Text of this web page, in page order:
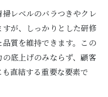
レベルのバラつきやクレ
が、しっかりとした研修
質を維持できます。この
底上げのみならず、顧客
直結する重要な要素で